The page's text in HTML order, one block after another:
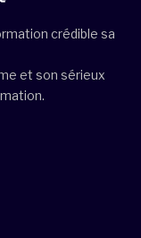
crédible sa
et son sérieux